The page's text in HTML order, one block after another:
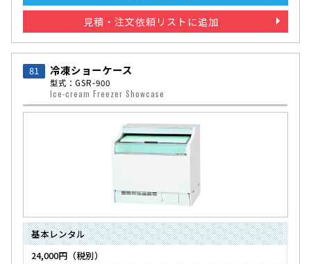
見積・注文依頼リストに追加
81 冷凍ショーケース
型式：GSR-900
Ice-cream Freezer Showcase
基本レンタル
24,000円（税別）